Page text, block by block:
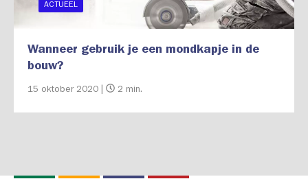
ACTUEEL
Wanneer gebruik je een mondkapje in de
bouw?
15 oktober 2020 | 2 min.